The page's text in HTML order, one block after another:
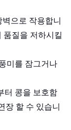
으로 작용합니
품질을 저하시킬
미를 잠그거나
터 콩을 보호함
장 할 수 있습니